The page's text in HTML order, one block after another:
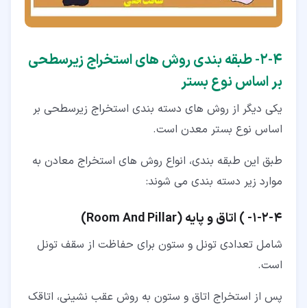
۴‏-‏۲‏- طبقه بندی روش های استخراج زیرسطحی
بر اساس نوع بستر
یکی دیگر از روش های دسته بندی استخراج زیرسطحی بر
اساس نوع بستر معدن است.
طبق این طبقه بندی، انواع روش های استخراج معادن به
موارد زیر دسته بندی می شوند:
۴‏-‏۲‏-‏۱‏- ) اتاق و پایه (Room And Pillar)
شامل تعدادی تونل و ستون برای حفاظت از سقف تونل
است.
پس از استخراج اتاق و ستون به روش عقب نشینی، اتاقک